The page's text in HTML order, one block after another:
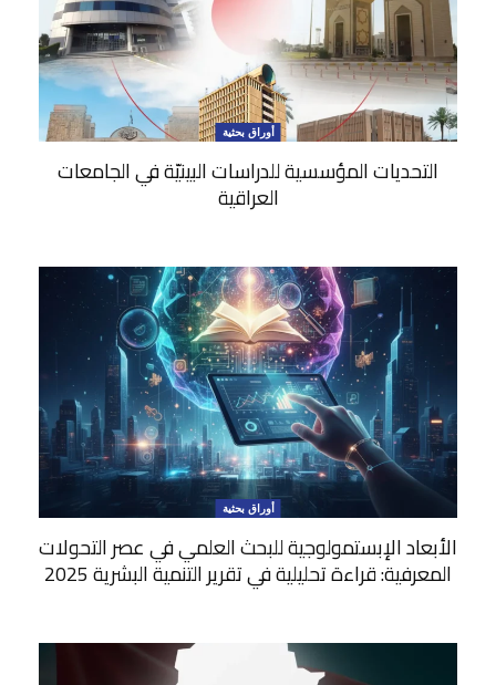
أوراق بحثية
التحديات المؤسسية للدراسات البينيّة في الجامعات
العراقية
أوراق بحثية
الأبعاد الإبستمولوجية للبحث العلمي في عصر التحولات
المعرفية: قراءة تحليلية في تقرير التنمية البشرية 2025